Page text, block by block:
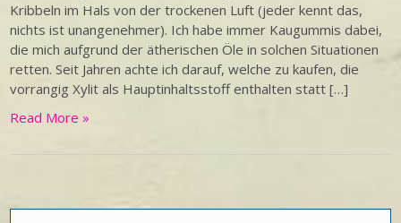
Kribbeln im Hals von der trockenen Luft (jeder kennt das,
nichts ist unangenehmer). Ich habe immer Kaugummis dabei,
die mich aufgrund der ätherischen Öle in solchen Situationen
retten. Seit Jahren achte ich darauf, welche zu kaufen, die
vorrangig Xylit als Hauptinhaltsstoff enthalten statt […]
Read More »